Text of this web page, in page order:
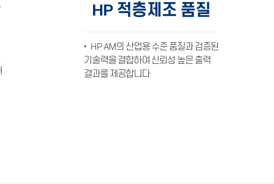
HP 적층제조 품질
• HP AM의 산업용 수준 품질과 검증된
기술력을 결합하여 신뢰성 높은 출력
결과를 제공합니다.